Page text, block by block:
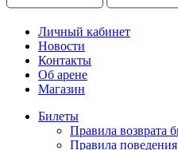
Личный кабинет
Новости
Контакты
Об арене
Магазин
Билеты
Правила возврата
Правила